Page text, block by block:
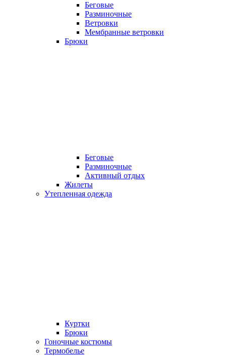
Беговые
Разминочные
Ветровки
Мембранные ветровки
Брюки
Беговые
Разминочные
Активный отдых
Жилеты
Утепленная одежда
Куртки
Брюки
Гоночные костюмы
Термобелье